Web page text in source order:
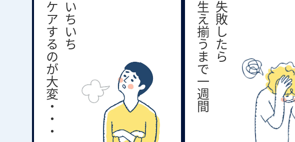
いちいち
ケアするのが大変・・・ 失敗したら
生え揃うまで一週間